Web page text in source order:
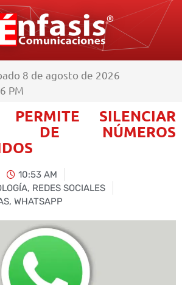
8 de agosto de 2026
PM
PERMITE SILENCIAR
DE NÚMEROS
10:53 AM
, REDES SOCIALES
, WHATSAPP